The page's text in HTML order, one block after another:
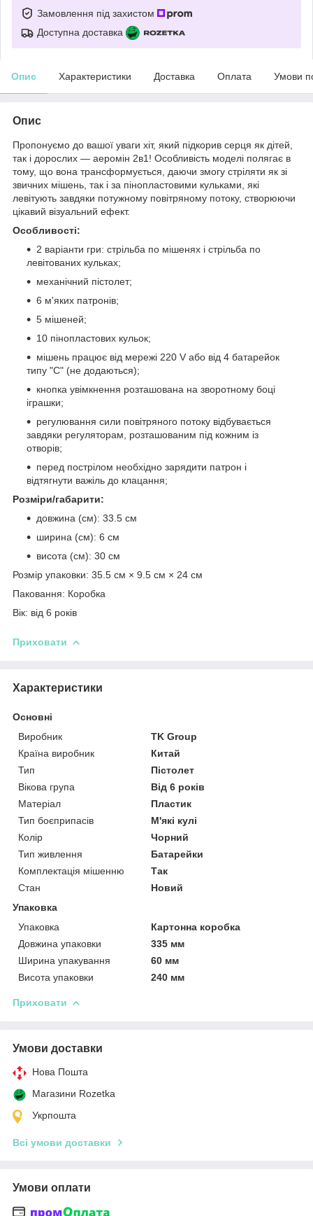
Замовлення під захистом
Доступна доставка
Опис Характеристики Доставка Оплата Умови
Опис
Пропонуємо до вашої уваги хіт, який підкорив серця як дітей,
так і дорослих — аеромін 2в1! Особливість моделі полягає в
тому, що вона трансформується, даючи змогу стріляти як зі
звичних мішень, так і за пінопластовими кульками, які
левітують завдяки потужному повітряному потоку, створюючи
цікавий візуальний ефект.
Особливості:
2 варіанти гри: стрільба по мішенях і стрільба по
левітованих кульках;
механічний пістолет;
6 м'яких патронів;
5 мішеней;
10 пінопластових кульок;
мішень працює від мережі 220 V або від 4 батарейок
типу "С" (не додаються);
кнопка увімкнення розташована на зворотному боці
іграшки;
регулювання сили повітряного потоку відбувається
завдяки регуляторам, розташованим під кожним із
отворів;
перед пострілом необхідно зарядити патрон і
відтягнути важіль до клацання;
Розміри/габарити:
довжина (см): 33.5 см
ширина (см): 6 см
висота (см): 30 см
Розмір упаковки: 35.5 см × 9.5 см × 24 см
Паковання: Коробка
Вік: від 6 років
Приховати
Характеристики
Основні
Виробник
TK Group
Країна виробник
Китай
Тип
Пістолет
Вікова група
Від 6 років
Матеріал
Пластик
Тип боєприпасів
М'які кулі
Колір
Чорний
Тип живлення
Батарейки
Комплектація мішенню
Так
Стан
Новий
Упаковка
Упаковка
Картонна коробка
Довжина упаковки
335 мм
Ширина упакування
60 мм
Висота упаковки
240 мм
Приховати
Умови доставки
Нова Пошта
Магазини Rozetka
Укрпошта
Всі умови доставки
Умови оплати